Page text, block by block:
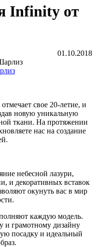
Infinity от
01.10.2018
свое 20-летие, и
новую уникальную
ткани. На протяжении
нас на создание
небесной лазури,
и декоративных вставок
окунуть вас в мир
каждую модель.
и грамотному дизайну
посадку и идеальный